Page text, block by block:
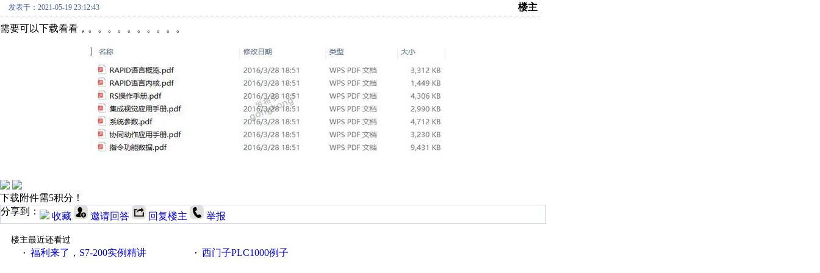
发表于：2021-05-19 23:12:43 楼主
需要可以下载看看，。。。。。。。。。。
下载附件需5积分！
分享到：
收藏 邀请回答 回复楼主 举报
楼主最近还看过
· 福利来了，S7-200实例精讲 · 西门子PLC1000例子